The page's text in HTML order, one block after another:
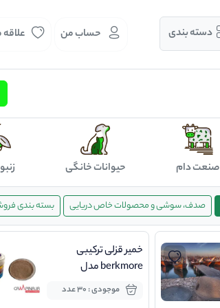
دسته بندی حساب من
صنعت دام حیوانات خانگی
صدف، سوشی و محصولات خاص دریایی بسته بندی
خمیر قزلی ترکیبی
berkmore مدل
powerbait
موجودی : 30 عدد